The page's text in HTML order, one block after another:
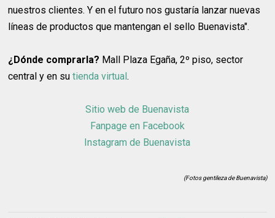
nuestros clientes. Y en el futuro nos gustaría lanzar nuevas
líneas de productos que mantengan el sello Buenavista".
¿Dónde comprarla? Mall Plaza Egaña, 2º piso, sector
central y en sutienda virtual.
Sitio web de Buenavista
Fanpage en Facebook
Instagram de Buenavista
(Fotos gentileza de Buenavista)